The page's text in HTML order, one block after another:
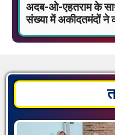
अदब-ओ-एहतराम के साथ
संख्या में अकीदतमंदों ने